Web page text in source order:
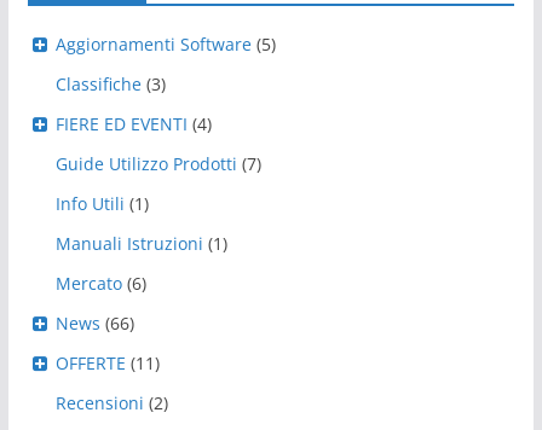
Aggiornamenti Software (5)
Classifiche (3)
FIERE ED EVENTI (4)
Guide Utilizzo Prodotti (7)
Info Utili (1)
Manuali Istruzioni (1)
Mercato (6)
News (66)
OFFERTE (11)
Recensioni (2)